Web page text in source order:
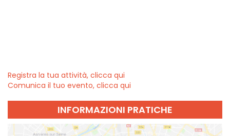
Registra la tua attività, clicca qui
Comunica il tuo evento, clicca qui
INFORMAZIONI PRATICHE